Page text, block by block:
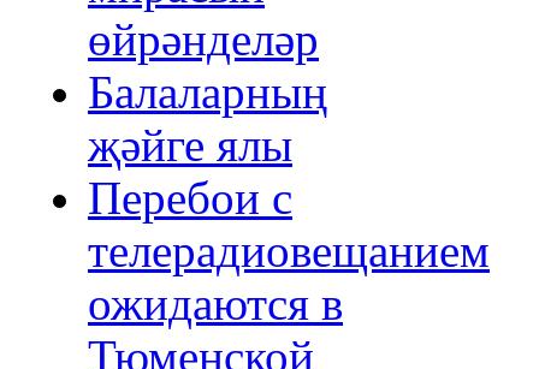
өйрәнделәр
Балаларның
җәйге ялы
Перебои с
телерадиовещанием
ожидаются в
Тюменской